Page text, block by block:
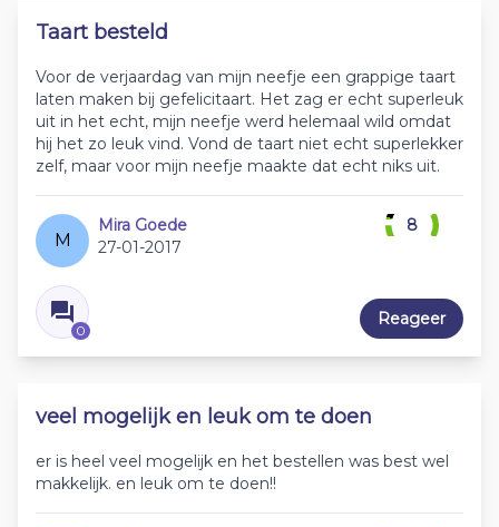
Taart besteld
Voor de verjaardag van mijn neefje een grappige taart
laten maken bij gefelicitaart. Het zag er echt superleuk
uit in het echt, mijn neefje werd helemaal wild omdat
hij het zo leuk vind. Vond de taart niet echt superlekker
zelf, maar voor mijn neefje maakte dat echt niks uit.
M
Mira Goede
27-01-2017
0
8
Reageer
veel mogelijk en leuk om te doen
er is heel veel mogelijk en het bestellen was best wel
makkelijk. en leuk om te doen!!